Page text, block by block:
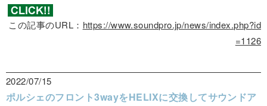
この記事のURL： https://www.soundpro.jp/news/index.php?id
=1126
2022/07/15
ポルシェのフロント3wayをHELIXに交換してサウンドア